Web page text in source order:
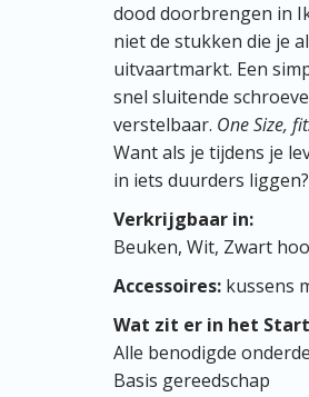
dood doorbrengen in
niet de stukken die je
uitvaartmarkt. Een
snel sluitende
verstelbaar. One Size,
Want als je tijdens je
in iets duurders liggen?
Verkrijgbaar in:
Beuken, Wit, Zwart
Accessoires: kussens
Wat zit er in het
Alle benodigde
Basis gereedschap